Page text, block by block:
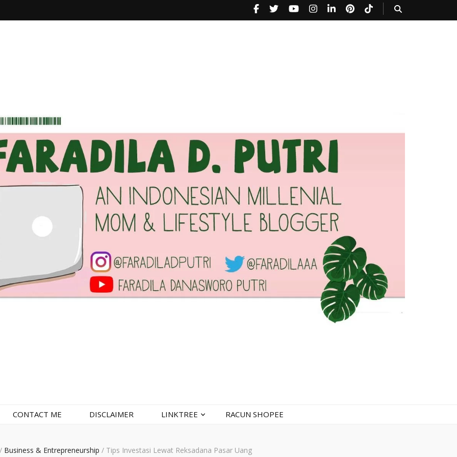
CONTACT ME DISCLAIMER LINKTREE RACUN SHOPEE
/ Business & Entrepreneurship / Tips Investasi Lewat Reksadana Pasar Uang